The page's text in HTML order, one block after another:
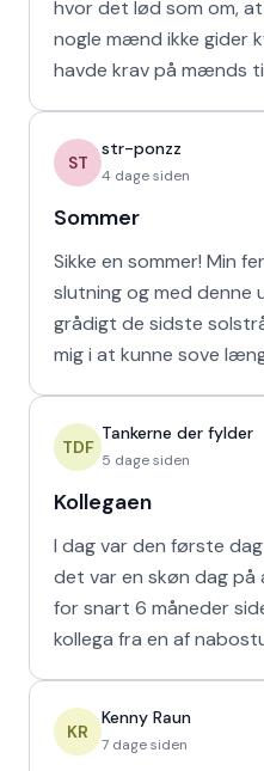
hvor det lød som om,
nogle mænd ikke gider
havde krav på mænds tid. Hver gang synes
ST
str-ponzz
4 dage siden
Sommer
Sikke en sommer! Min
slutning og med
grådigt de sidste
mig i at kunne sove
TDF
Tankerne der fylder
5 dage siden
Kollegaen
I dag var den første
det var en skøn dag på arbejdet.
for snart 6 måneder
kollega fra en af
KR
Kenny Raun
7 dage siden